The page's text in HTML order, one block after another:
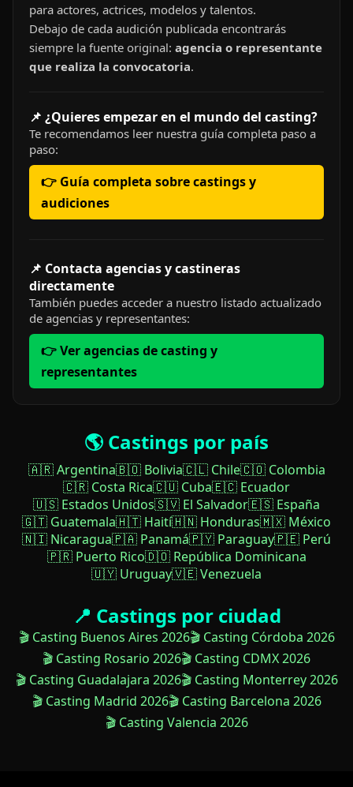
para actores, actrices, modelos y talentos.
Debajo de cada audición publicada encontrarás
siempre la fuente original: agencia o representante
que realiza la convocatoria.
📌 ¿Quieres empezar en el mundo del casting?
Te recomendamos leer nuestra guía completa paso a
paso:
👉 Guía completa sobre castings y
audiciones
📌 Contacta agencias y castineras
directamente
También puedes acceder a nuestro listado actualizado
de agencias y representantes:
👉 Ver agencias de casting y
representantes
🌎 Castings por país
🇦🇷 Argentina🇧🇴 Bolivia🇨🇱 Chile🇨🇴 Colombia
🇨🇷 Costa Rica🇨🇺 Cuba🇪🇨 Ecuador
🇺🇸 Estados Unidos🇸🇻 El Salvador🇪🇸 España
🇬🇹 Guatemala🇭🇹 Haití🇭🇳 Honduras🇲🇽 México
🇳🇮 Nicaragua🇵🇦 Panamá🇵🇾 Paraguay🇵🇪 Perú
🇵🇷 Puerto Rico🇩🇴 República Dominicana
🇺🇾 Uruguay🇻🇪 Venezuela
📍 Castings por ciudad
🎬 Casting Buenos Aires 2026🎬 Casting Córdoba 2026
🎬 Casting Rosario 2026🎬 Casting CDMX 2026
🎬 Casting Guadalajara 2026🎬 Casting Monterrey 2026
🎬 Casting Madrid 2026🎬 Casting Barcelona 2026
🎬 Casting Valencia 2026